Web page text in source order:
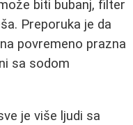
biti bubanj, filter
Preporuka je da
povremeno prazna
sa sodom
je više ljudi sa